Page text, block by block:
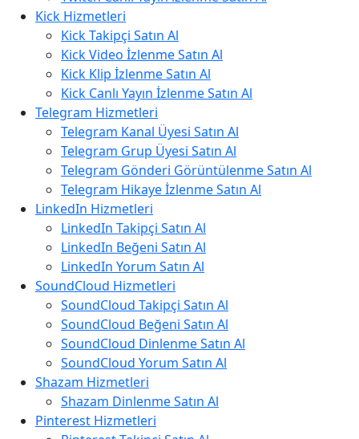
Kick Hizmetleri
Kick Takipçi Satın Al
Kick Video İzlenme Satın Al
Kick Klip İzlenme Satın Al
Kick Canlı Yayın İzlenme Satın Al
Telegram Hizmetleri
Telegram Kanal Üyesi Satın Al
Telegram Grup Üyesi Satın Al
Telegram Gönderi Görüntülenme Satın Al
Telegram Hikaye İzlenme Satın Al
LinkedIn Hizmetleri
LinkedIn Takipçi Satın Al
LinkedIn Beğeni Satın Al
LinkedIn Yorum Satın Al
SoundCloud Hizmetleri
SoundCloud Takipçi Satın Al
SoundCloud Beğeni Satın Al
SoundCloud Dinlenme Satın Al
SoundCloud Yorum Satın Al
Shazam Hizmetleri
Shazam Dinlenme Satın Al
Pinterest Hizmetleri